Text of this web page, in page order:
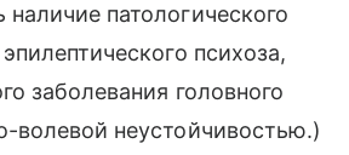
патологического
психоза,
заболевания головного
волевой неустойчивостью.)